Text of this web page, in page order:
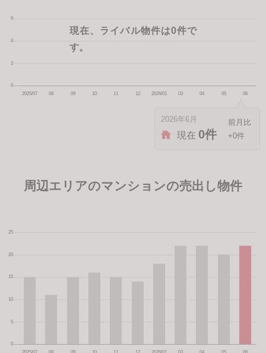
現在、ライバル物件は0件で
す。
2026年6月
現在 0件 +0件
周辺エリアのマンションの売出し物件